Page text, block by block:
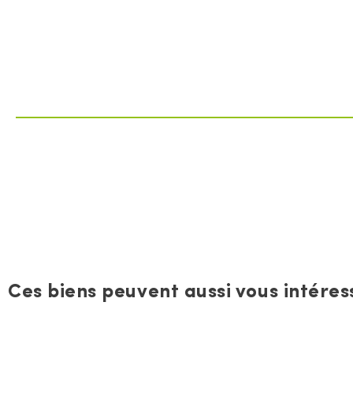
Ces biens peuvent aussi vous